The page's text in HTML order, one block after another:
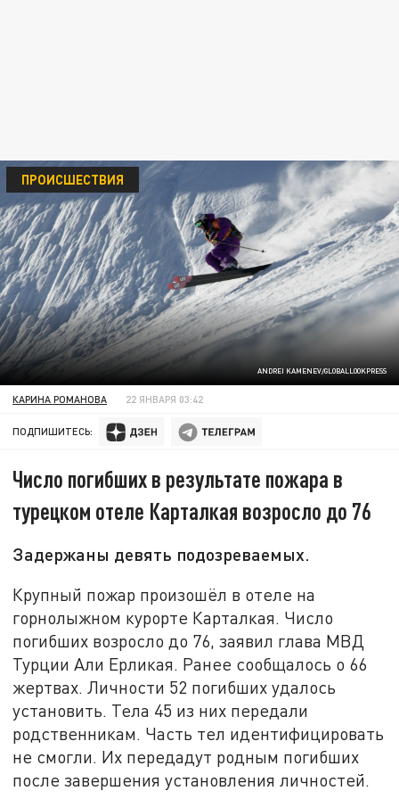
ANDREI KAMENEV/GLOBALLOOKPRESS
ПРОИСШЕСТВИЯ
КАРИНА РОМАНОВА 22 ЯНВАРЯ 03:42
ПОДПИШИТЕСЬ:
Число погибших в результате пожара в
турецком отеле Карталкая возросло до 76
Задержаны девять подозреваемых.
Крупный пожар произошёл в отеле на
горнолыжном курорте Карталкая. Число
погибших возросло до 76, заявил глава МВД
Турции Али Ерликая. Ранее сообщалось о 66
жертвах. Личности 52 погибших удалось
установить. Тела 45 из них передали
родственникам. Часть тел идентифицировать
не смогли. Их передадут родным погибших
после завершения установления личностей.